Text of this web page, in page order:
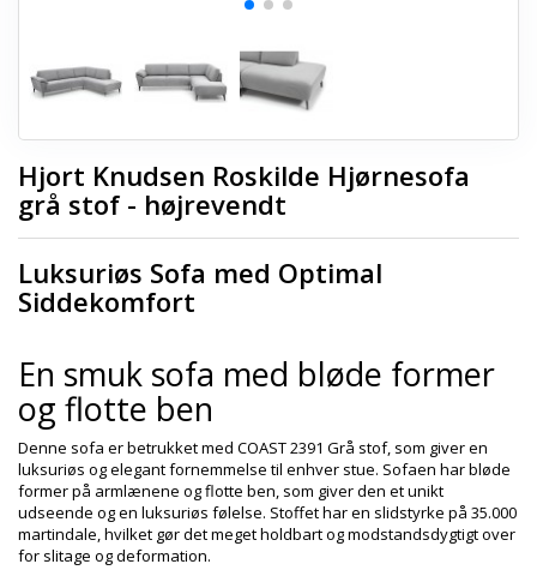
Hjort Knudsen Roskilde Hjørnesofa
grå stof - højrevendt
Luksuriøs Sofa med Optimal
Siddekomfort
En smuk sofa med bløde former
og flotte ben
Denne sofa er betrukket med COAST 2391 Grå stof, som giver en
luksuriøs og elegant fornemmelse til enhver stue. Sofaen har bløde
former på armlænene og flotte ben, som giver den et unikt
udseende og en luksuriøs følelse. Stoffet har en slidstyrke på 35.000
martindale, hvilket gør det meget holdbart og modstandsdygtigt over
for slitage og deformation.